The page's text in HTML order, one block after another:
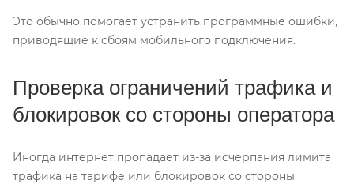
Это обычно помогает устранить программные ошибки,
приводящие к сбоям мобильного подключения.
Проверка ограничений трафика и
блокировок со стороны оператора
Иногда интернет пропадает из-за исчерпания лимита
трафика на тарифе или блокировок со стороны